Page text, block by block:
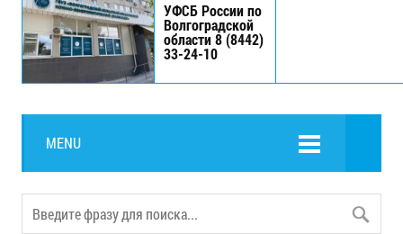
УФСБ России по
Волгоградской
области 8 (8442)
33-24-10
MENU